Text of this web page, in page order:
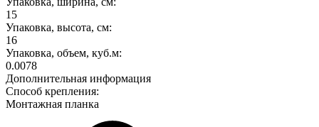
15
Упаковка, высота, см:
16
Упаковка, объем, куб.м:
0.0078
Дополнительная информация
Способ крепления:
Монтажная планка